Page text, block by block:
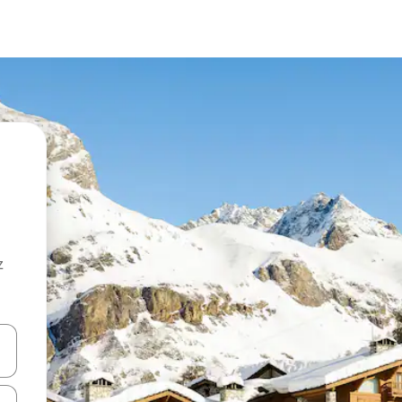
le haut et vers le bas pour les parcourir ou en appuyant et en